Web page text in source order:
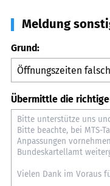
Meldung
Grund:
Übermittle die